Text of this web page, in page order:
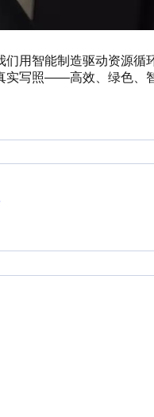
用智能制造驱动资源循
实写照——高效、绿色、